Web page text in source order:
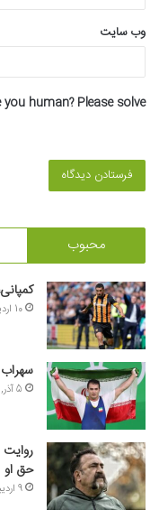
وب‌ سایت
you human? Please solve:
محبوب
10 اردیبهشت, 1402
5 آذر, 1402
حق او
9 اردیبهشت, 1402